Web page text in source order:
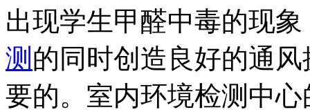
出现学生甲醛中毒的现
测 的同时创造良好的通
要的。室内环境检测中